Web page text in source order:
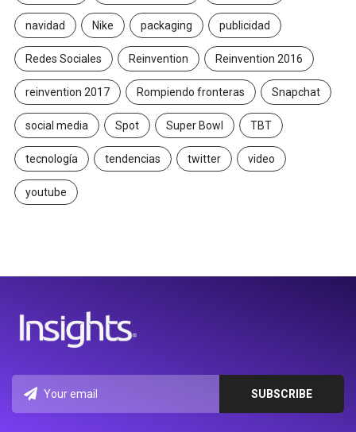
navidad Nike packaging publicidad
Redes Sociales Reinvention Reinvention 2016
reinvention 2017 Rompiendo fronteras Snapchat
social media Spot Super Bowl TBT
tecnología tendencias twitter video
youtube